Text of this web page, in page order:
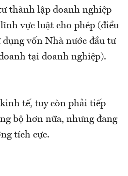
thành lập doanh nghiệp
vực luật cho phép (điều
dụng vốn Nhà nước đầu tư
tại doanh nghiệp).
tế, tuy còn phải tiếp
bộ hơn nữa, nhưng đang
tích cực.